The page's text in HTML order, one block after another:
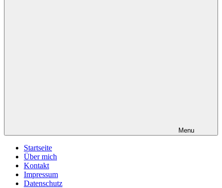
Menu
Startseite
Über mich
Kontakt
Impressum
Datenschutz